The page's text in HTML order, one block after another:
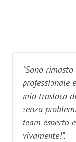
“Sono
professionale
mio trasloco
senza
team esperto
vivamente!”.